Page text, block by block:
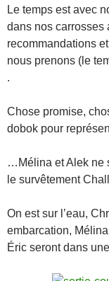
Le temps est avec
dans nos carrosses
recommandations
nous prenons (le
.
Chose promise,
dobok pour
…Mélina et Alek ne
le survêtement
On est sur l’eau,
embarcation,
Éric seront dans